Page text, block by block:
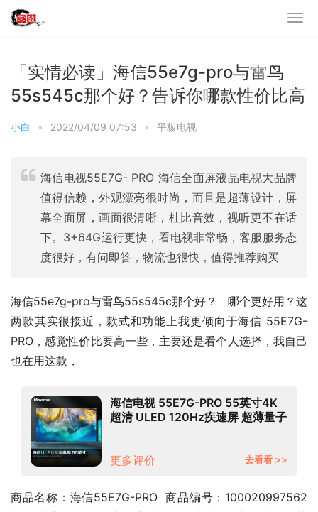
「实情必读」海信55e7g-pro与雷鸟
55s545c那个好？告诉你哪款性价比高
小白 • 2022/04/09 07:53 • 平板电视
海信电视55E7G- PRO 海信全面屏液晶电视大品牌
值得信赖，外观漂亮很时尚，而且是超薄设计，屏
幕全面屏，画面很清晰，杜比音效，视听更不在话
下。3+64G运行更快，看电视非常畅，客服服务态
度很好，有问即答，物流也很快，值得推荐购买
海信55e7g-pro与雷鸟55s545c那个好？   哪个更好用？这
两款其实很接近，款式和功能上我更倾向于海信 55E7G-
PRO，感觉性价比要高一些，主要还是看个人选择，我自己
也在用这款，
海信电视 55E7G-PRO 55英寸4K
超清 ULED 120Hz疾速屏 超薄量子
更多评价
去看看 >>
商品名称：海信55E7G-PRO  商品编号：100020997562